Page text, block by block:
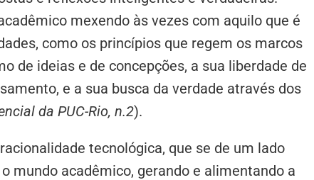
mexendo às vezes com aquilo que é
como os princípios que regem os marcos
de ideias e de concepções, a sua liberdade de
e a sua busca da verdade através dos
da PUC-Rio, n.2).
tecnológica, que se de um lado
mundo acadêmico, gerando e alimentando a